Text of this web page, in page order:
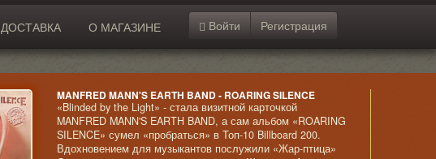
ДОСТАВКА О МАГАЗИНЕ Войти Регистрация
MANFRED MANN'S EARTH BAND - ROARING SILENCE
«Blinded by the Light» - стала визитной карточкой
MANFRED MANN'S EARTH BAND, а сам альбом «ROARING
SILENCE» сумел «пробраться» в Топ-10 Billboard 200.
Вдохновением для музыкантов послужили «Жар-птица»